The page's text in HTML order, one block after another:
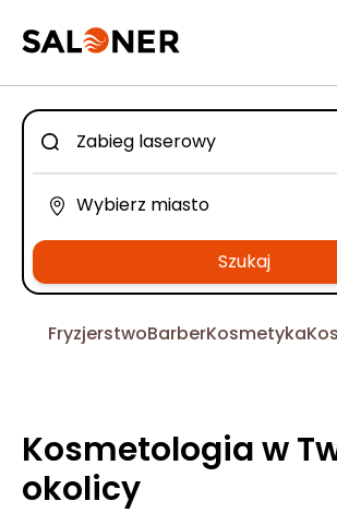
Szukaj
FryzjerstwoBarberKosmetyka
Kosmetologia w
okolicy